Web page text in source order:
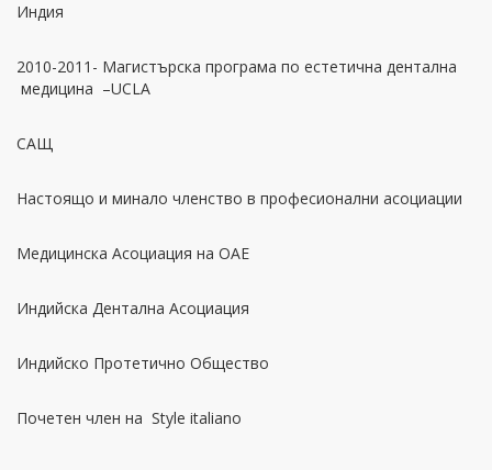
Индия
2010-2011- Магистърска програма по естетична дентална
медицина –UCLA
САЩ
Настоящо и минало членство в професионални асоциации
Медицинска Асоциация на ОАЕ
Индийска Дентална Асоциация
Индийско Протетично Общество
Почетен член на Style italiano